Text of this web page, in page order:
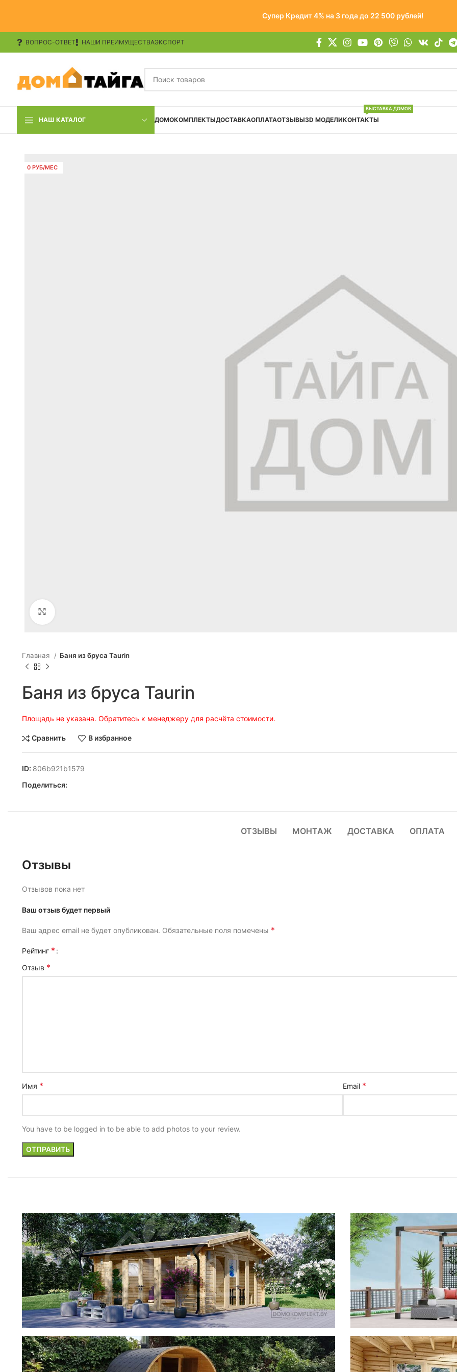
Супер Кредит 4% на 3 года до 22 500 рублей!
ВОПРОС-ОТВЕТ НАШИ ПРЕИМУЩЕСТВАЭКСПОРТ
НАШ КАТАЛОГ ДОМОКОМПЛЕКТЫДОСТАВКАОПЛАТАОТЗЫВЫ3D МОДЕЛИКОНТАКТЫ
ВЫСТАВКА ДОМОВ
0 РУБ/МЕС
Главная Баня из бруса Taurin
Баня из бруса Taurin
Площадь не указана. Обратитесь к менеджеру для расчёта стоимости.
Сравнить В избранное
ID: 806b921b1579
Поделиться:
ОТЗЫВЫ МОНТАЖ ДОСТАВКА ОПЛАТА
Отзывы
Отзывов пока нет
Ваш отзыв будет первый
Ваш адрес email не будет опубликован. Обязательные поля помечены *
Рейтинг *
Отзыв *
Имя * Email *
You have to be logged in to be able to add photos to your review.
фотогалерея